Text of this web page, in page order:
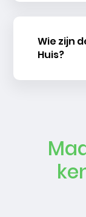
Wie zijn
Huis?